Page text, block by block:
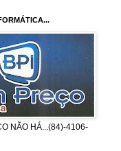
NÃO HÁ...(84)-4106-